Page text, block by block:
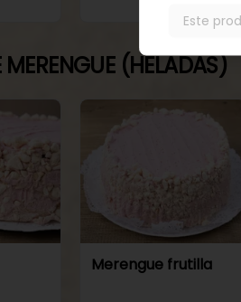
MERENGUE (HELADAS)
Merengue frutilla
Este